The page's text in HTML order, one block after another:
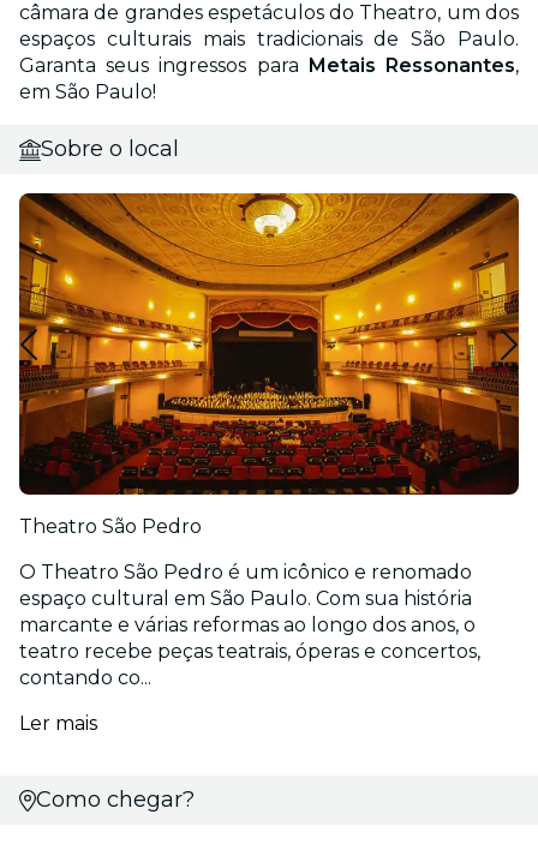
câmara de grandes espetáculos do Theatro, um dos
espaços culturais mais tradicionais de São Paulo.
Garanta seus ingressos para
Metais Ressonantes,
em São Paulo!
Sobre o local
Theatro São Pedro
O Theatro São Pedro é um icônico e renomado
espaço cultural em São Paulo. Com sua história
marcante e várias reformas ao longo dos anos, o
teatro recebe peças teatrais, óperas e concertos,
contando co...
Ler mais
Como chegar?